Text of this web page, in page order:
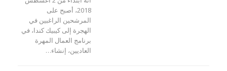
2018، أصبح على
المرشحين الراغبين في
الهجرة إلى كيبيك كندا، في
برنامج العمال المهرة
العاديين، إنشاء…